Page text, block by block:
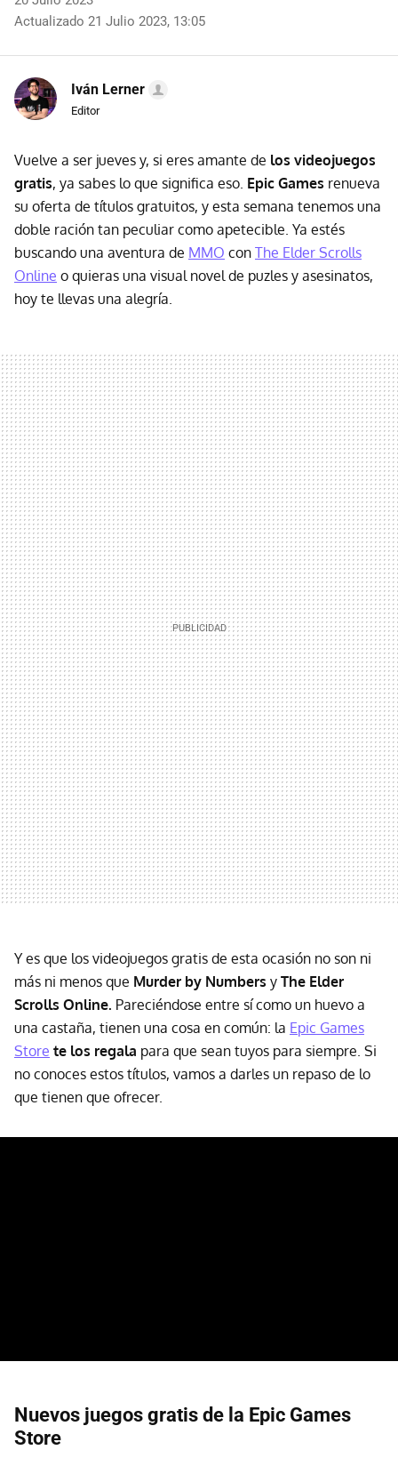
Actualizado 21 Julio 2023, 13:05
Iván Lerner
Editor
Vuelve a ser jueves y, si eres amante de los videojuegos
gratis, ya sabes lo que significa eso. Epic Games renueva
su oferta de títulos gratuitos, y esta semana tenemos una
doble ración tan peculiar como apetecible. Ya estés
buscando una aventura de MMO con The Elder Scrolls
Online o quieras una visual novel de puzles y asesinatos,
hoy te llevas una alegría.
Y es que los videojuegos gratis de esta ocasión no son ni
más ni menos que Murder by Numbers y The Elder
Scrolls Online. Pareciéndose entre sí como un huevo a
una castaña, tienen una cosa en común: la Epic Games
Store te los regala para que sean tuyos para siempre. Si
no conoces estos títulos, vamos a darles un repaso de lo
que tienen que ofrecer.
Nuevos juegos gratis de la Epic Games
Store